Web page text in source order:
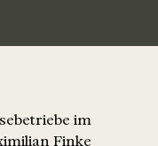
im
Finke